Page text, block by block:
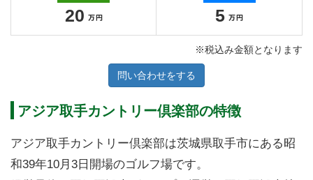
20 5
※税込み金額となります
問い合わせをする
アジア取手カントリー倶楽部の特徴
アジア取手カントリー倶楽部は茨城県取手市にある昭
和39年10月3日開場のゴルフ場です。